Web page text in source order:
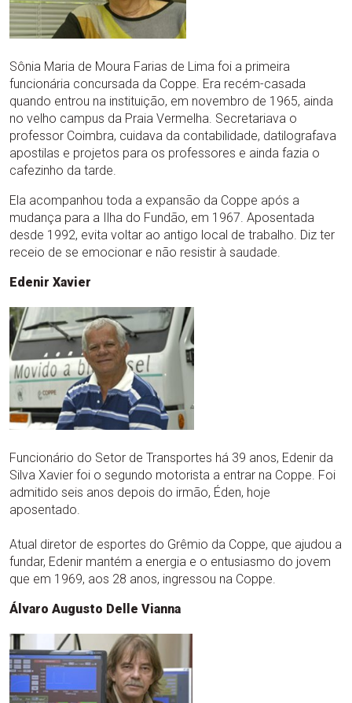
Sônia Maria de Moura Farias de Lima foi a primeira
funcionária concursada da Coppe. Era recém-casada
quando entrou na instituição, em novembro de 1965, ainda
no velho campus da Praia Vermelha. Secretariava o
professor Coimbra, cuidava da contabilidade, datilografava
apostilas e projetos para os professores e ainda fazia o
cafezinho da tarde.
Ela acompanhou toda a expansão da Coppe após a
mudança para a Ilha do Fundão, em 1967. Aposentada
desde 1992, evita voltar ao antigo local de trabalho. Diz ter
receio de se emocionar e não resistir à saudade.
Edenir Xavier
Funcionário do Setor de Transportes há 39 anos, Edenir da
Silva Xavier foi o segundo motorista a entrar na Coppe. Foi
admitido seis anos depois do irmão, Éden, hoje
aposentado.
Atual diretor de esportes do Grêmio da Coppe, que ajudou a
fundar, Edenir mantém a energia e o entusiasmo do jovem
que em 1969, aos 28 anos, ingressou na Coppe.
Álvaro Augusto Delle Vianna